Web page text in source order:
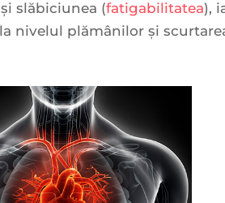
și slăbiciunea (fatigabilitatea),
nivelul plămânilor și